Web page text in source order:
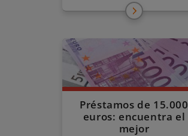
Préstamos de 15.000
euros: encuentra el
mejor